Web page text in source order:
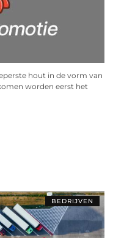
hout in de vorm van
worden eerst het
BEDRIJVEN